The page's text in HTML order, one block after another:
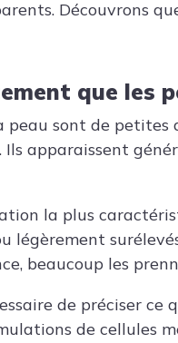
Découvrons
que les
peau sont de
Ils apparaissent
la plus
légèrement
beaucoup les
de préciser ce
de cellules